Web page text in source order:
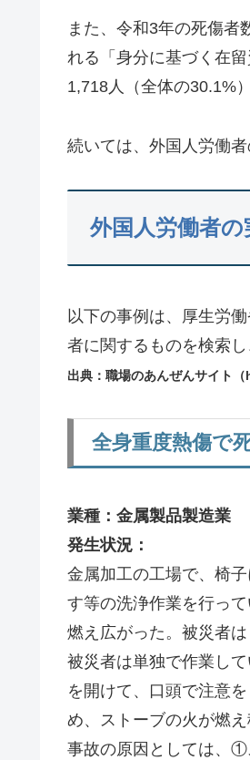
また、令和3年の死傷者
れる「身分に基づく在
1,718人（全体の30.1%
続いては、外国人労働
外国人労働者
以下の事例は、厚生労
者に関するものを検索し
出典：職場のあんぜんサイト
全身重度熱傷で
業種：金属製品製造業
発生状況：
金属加工の工場で、椅
す等の洗浄作業を行っ
燃え広がった。被災者
被災者は単独で作業し
を開けて、口頭で注意
め、ストーブの火が燃
事故の原因としては、①